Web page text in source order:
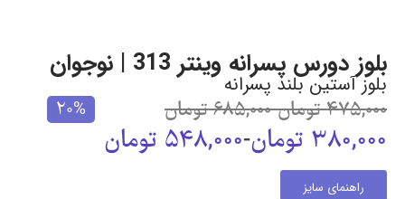
بلوز دورس پسرانه وینتر 313 | نوجوان
بلوز آستین بلند پسرانه
475,000 تومان-
685,000 تومان
380,000 تومان-
548,000 تومان
20%
راهنمای سایز